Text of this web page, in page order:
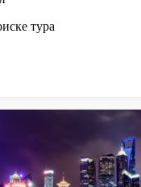
тура